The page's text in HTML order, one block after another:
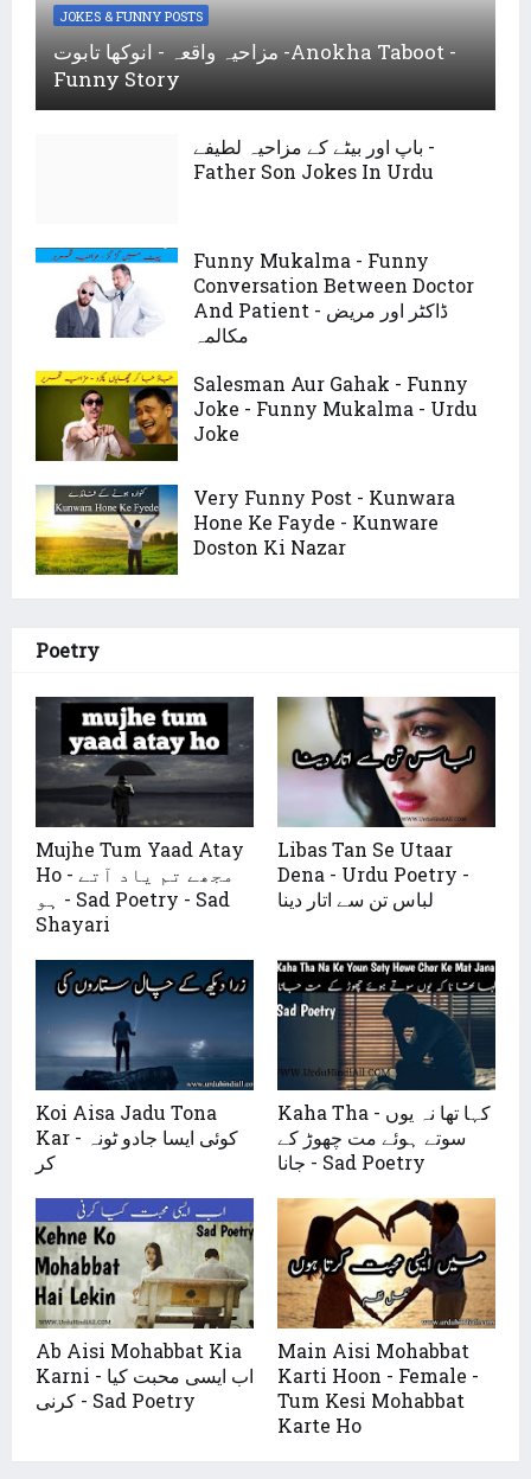
JOKES & FUNNY POSTS
مزاحیہ واقعہ - انوکھا تابوت -Anokha Taboot -
Funny Story
باپ اور بیٹے کے مزاحیہ لطیفے -
Father Son Jokes In Urdu
Funny Mukalma - Funny
Conversation Between Doctor
And Patient - ڈاکٹر اور مریض
مکالمہ
Salesman Aur Gahak - Funny
Joke - Funny Mukalma - Urdu
Joke
Very Funny Post - Kunwara
Hone Ke Fayde - Kunware
Doston Ki Nazar
Poetry
Mujhe Tum Yaad Atay
Ho - مجھے تم یاد آتے
ہو - Sad Poetry - Sad
Shayari
Libas Tan Se Utaar
Dena - Urdu Poetry -
لباس تن سے اتار دینا
Koi Aisa Jadu Tona
Kar - کوئی ایسا جادو ٹونہ
کر
Kaha Tha - کہا تھا نہ یوں
سوتے ہوئے مت چھوڑ کے
جانا - Sad Poetry
Ab Aisi Mohabbat Kia
Karni - اب ایسی محبت کیا
کرنی - Sad Poetry
Main Aisi Mohabbat
Karti Hoon - Female -
Tum Kesi Mohabbat
Karte Ho